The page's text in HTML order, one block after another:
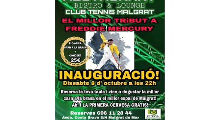
INAUGURACIÓN!!!UB TENIS A PESAR!
NO PUEDES FALTAR!!!